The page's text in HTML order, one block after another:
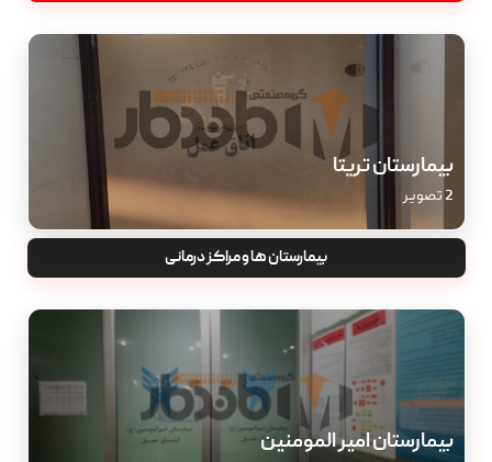
بیمارستان تریتا
2 تصویر
بیمارستان ها و مراکز درمانی
بیمارستان امیر المومنین